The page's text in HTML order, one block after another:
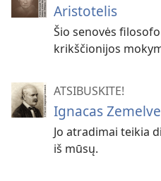
Aristotelis
Šio senovės
krikščionijos
ATSIBUSKITE!
Ignacas
Jo atradimai teikia
iš mūsų.